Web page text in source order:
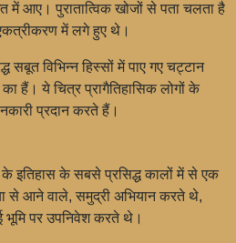
में आए। पुरातात्विक खोजों से पता चलता है
में लगे हुए थे।
सबूत विभिन्न हिस्सों में पाए गए चट्टान
हैं। ये चित्र प्रागैतिहासिक लोगों के
प्रदान करते हैं।
के इतिहास के सबसे प्रसिद्ध कालों में से एक
से आने वाले, समुद्री अभियान करते थे,
पर उपनिवेश करते थे।